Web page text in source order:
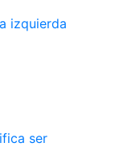
izquierda
ser